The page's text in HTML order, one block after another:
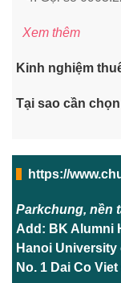
Xem thêm
Kinh nghiệm
Tại sao cần
https://
Parkchung, nền
Add: BK Alumni
Hanoi
No. 1 Dai Co